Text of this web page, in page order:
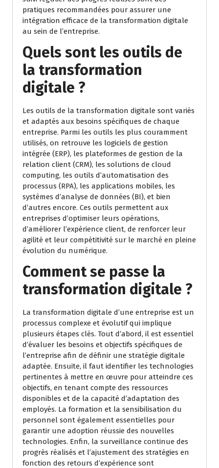
pratiques recommandées pour assurer une
intégration efficace de la transformation digitale
au sein de l’entreprise.
Quels sont les outils de
la transformation
digitale ?
Les outils de la transformation digitale sont variés
et adaptés aux besoins spécifiques de chaque
entreprise. Parmi les outils les plus couramment
utilisés, on retrouve les logiciels de gestion
intégrée (ERP), les plateformes de gestion de la
relation client (CRM), les solutions de cloud
computing, les outils d’automatisation des
processus (RPA), les applications mobiles, les
systèmes d’analyse de données (BI), et bien
d’autres encore. Ces outils permettent aux
entreprises d’optimiser leurs opérations,
d’améliorer l’expérience client, de renforcer leur
agilité et leur compétitivité sur le marché en pleine
évolution du numérique.
Comment se passe la
transformation digitale ?
La transformation digitale d’une entreprise est un
processus complexe et évolutif qui implique
plusieurs étapes clés. Tout d’abord, il est essentiel
d’évaluer les besoins et objectifs spécifiques de
l’entreprise afin de définir une stratégie digitale
adaptée. Ensuite, il faut identifier les technologies
pertinentes à mettre en œuvre pour atteindre ces
objectifs, en tenant compte des ressources
disponibles et de la capacité d’adaptation des
employés. La formation et la sensibilisation du
personnel sont également essentielles pour
garantir une adoption réussie des nouvelles
technologies. Enfin, la surveillance continue des
progrès réalisés et l’ajustement des stratégies en
fonction des retours d’expérience sont